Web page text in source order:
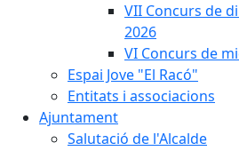
VII Concurs de
2026
VI Concurs de
Espai Jove "El Racó"
Entitats i associacions
Ajuntament
Salutació de l'Alcalde